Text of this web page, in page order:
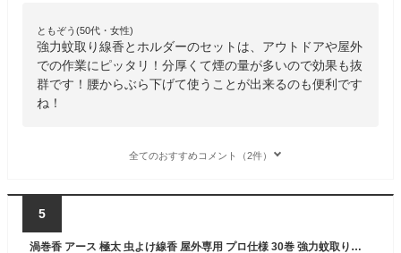
ともぞう(50代・女性)
強力蚊取り線香とホルダーのセットは、アウトドアや屋外
での作業にピッタリ！分厚くて煙の量が多いので効果も抜
群です！腰からぶら下げて使うことが出来るのも便利です
ね！
全てのおすすめコメント（2件）
5
渦巻香 アース 極太 虫よけ線香 屋外専用 プロ仕様 30巻 強力蚊取り線香 長時間持続 防虫対策 キャンプ 業務用